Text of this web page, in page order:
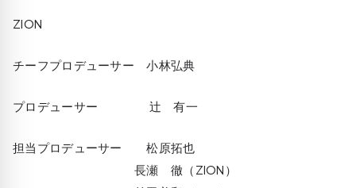
ZION
チーフプロデューサー 小林弘典
プロデューサー 辻 有一
担当プロデューサー 松原拓也
長瀬 徹（ZION）